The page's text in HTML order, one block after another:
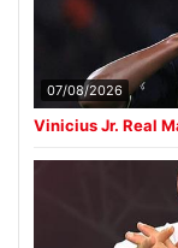
07/08/2026
Vinicius Jr. Real